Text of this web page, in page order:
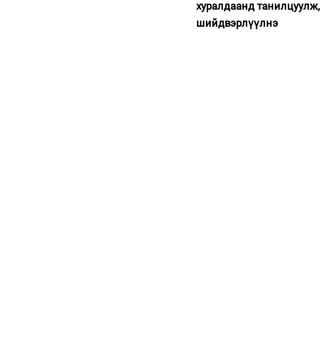
хуралдаанд танилцуулж,
шийдвэрлүүлнэ